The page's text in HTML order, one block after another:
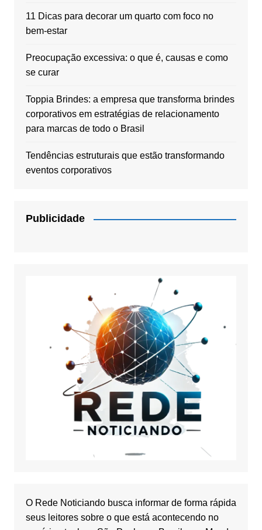
11 Dicas para decorar um quarto com foco no
bem-estar
Preocupação excessiva: o que é, causas e como
se curar
Toppia Brindes: a empresa que transforma brindes
corporativos em estratégias de relacionamento
para marcas de todo o Brasil
Tendências estruturais que estão transformando
eventos corporativos
Publicidade
O Rede Noticiando busca informar de forma rápida
seus leitores sobre o que está acontecendo no